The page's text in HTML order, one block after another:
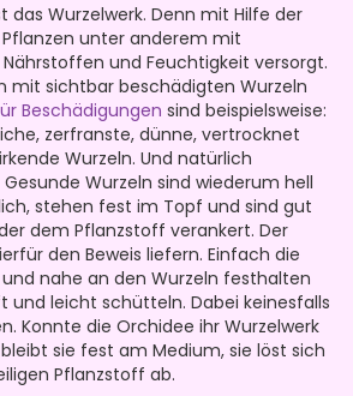
das Wurzelwerk. Denn mit Hilfe der
unter anderem mit
und Feuchtigkeit versorgt.
mit sichtbar beschädigten Wurzeln
Beschädigungen sind beispielsweise:
zerfranste, dünne, vertrocknet
Wurzeln. Und natürlich
Wurzeln sind wiederum hell
stehen fest im Topf und sind gut
dem Pflanzstoff verankert. Der
den Beweis liefern. Einfach die
nahe an den Wurzeln festhalten
und leicht schütteln. Dabei keinesfalls
Konnte die Orchidee ihr Wurzelwerk
sie fest am Medium, sie löst sich
Pflanzstoff ab.